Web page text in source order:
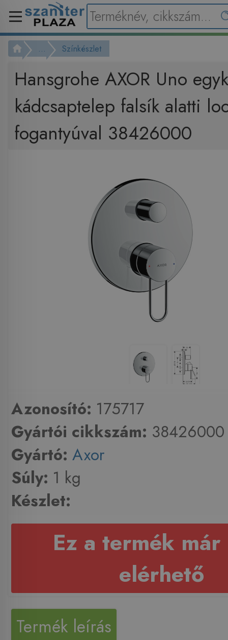
... Színkészlet
Hansgrohe AXOR Uno
kádcsaptelep falsík alatti
fogantyúval 38426000
Azonosító: 175717
Gyártói cikkszám: 38426000
Gyártó: Axor
Súly: 1 kg
Készlet:
Ez a termék már
elérhető
Termék leírás